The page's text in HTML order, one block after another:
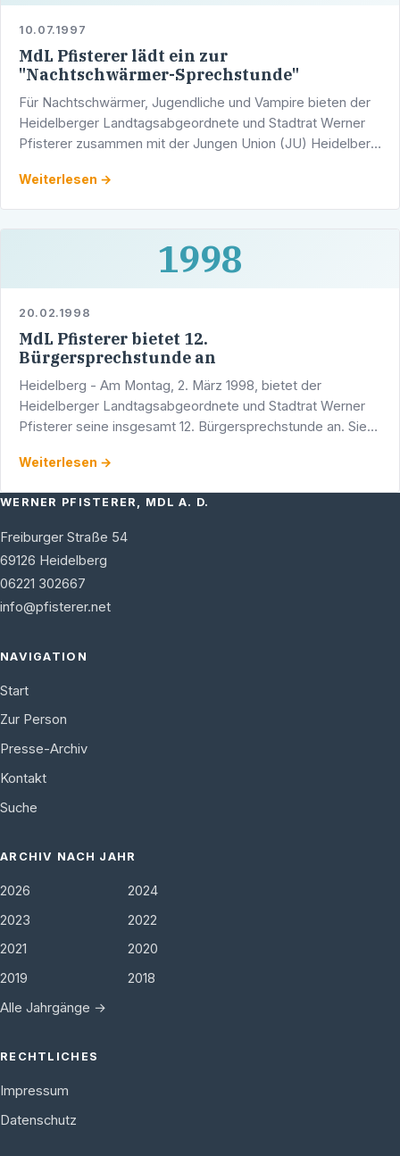
10.07.1997
MdL Pfisterer lädt ein zur
"Nachtschwärmer-Sprechstunde"
Für Nachtschwärmer, Jugendliche und Vampire bieten der
Heidelberger Landtagsabgeordnete und Stadtrat Werner
Pfisterer zusammen mit der Jungen Union (JU) Heidelberg
an.
Weiterlesen →
1998
20.02.1998
MdL Pfisterer bietet 12.
Bürgersprechstunde an
Heidelberg - Am Montag, 2. März 1998, bietet der
Heidelberger Landtagsabgeordnete und Stadtrat Werner
Pfisterer seine insgesamt 12. Bürgersprechstunde an. Sie
Weiterlesen →
WERNER PFISTERER, MDL A. D.
Freiburger Straße 54
69126 Heidelberg
06221 302667
info@pfisterer.net
NAVIGATION
Start
Zur Person
Presse-Archiv
Kontakt
Suche
ARCHIV NACH JAHR
2026
2024
2023
2022
2021
2020
2019
2018
Alle Jahrgänge →
RECHTLICHES
Impressum
Datenschutz